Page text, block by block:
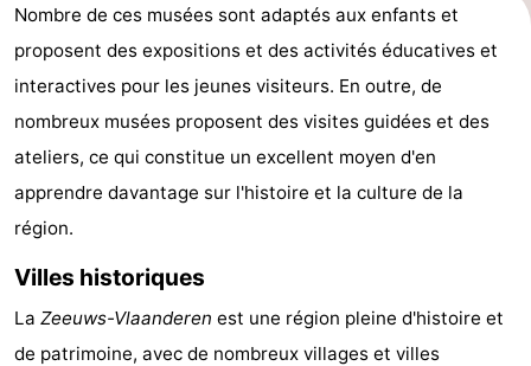
Nombre de ces musées sont adaptés aux enfants et
proposent des expositions et des activités éducatives et
interactives pour les jeunes visiteurs. En outre, de
nombreux musées proposent des visites guidées et des
ateliers, ce qui constitue un excellent moyen d'en
apprendre davantage sur l'histoire et la culture de la
région.
Villes historiques
La Zeeuws-Vlaanderen est une région pleine d'histoire et
de patrimoine, avec de nombreux villages et villes